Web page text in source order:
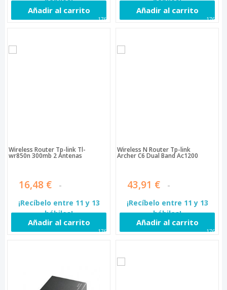
Añadir al carrito
1764
Añadir al carrito
1765
Wireless Router Tp-link Tl-
wr850n 300mb 2 Antenas
16,48 €
¡Recíbelo entre 11 y 13
hábiles!
Añadir al carrito
1767
Wireless N Router Tp-link
Archer C6 Dual Band Ac1200
43,91 €
¡Recíbelo entre 11 y 13
hábiles!
Añadir al carrito
1768